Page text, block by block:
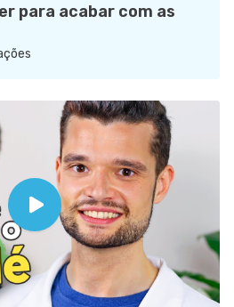
para acabar com as